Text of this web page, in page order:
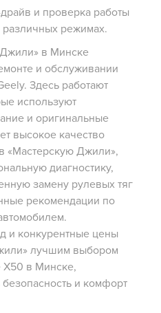
и проверка работы
режимах.
в Минске
и обслуживании
Здесь работают
используют
и оригинальные
высокое качество
«Мастерскую Джили»,
диагностику,
замену рулевых тяг
рекомендации по
и конкурентные цены
лучшим выбором
X50 в Минске,
и комфорт